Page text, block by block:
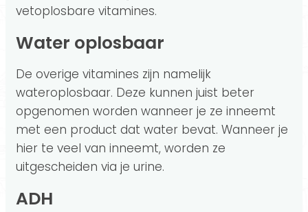
vetoplosbare vitamines.
Water oplosbaar
De overige vitamines zijn namelijk
wateroplosbaar. Deze kunnen juist beter
opgenomen worden wanneer je ze inneemt
met een product dat water bevat. Wanneer je
hier te veel van inneemt, worden ze
uitgescheiden via je urine.
ADH